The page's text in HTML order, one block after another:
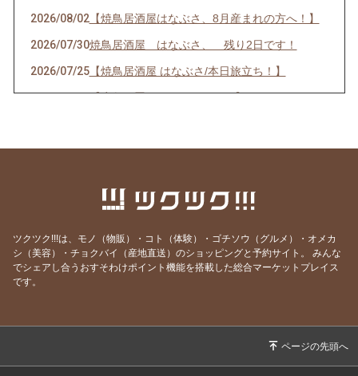
2026/08/02【焼鳥居酒屋はなぶさ、8月産まれの方へ！】
2026/07/30焼鳥居酒屋 はなぶさ、 残り2日です！
2026/07/25【焼鳥居酒屋 はなぶさ/本日旅立ち！】
2026/07/13【応急処置して頂きました。】
【お誕生日月、おめでとうございます！】
2026/06/09 【焼鳥居酒屋はなぶさ 最終日！】
2026/06/07 【焼鳥居酒屋はなぶさ あと3日‼️】
2026/06/02【焼鳥居酒屋はなぶさ 6月にお誕生日を迎え
ツクツク!!!は、モノ（物販）・コト（体験）・ゴチソウ（グルメ）・オメカ
シ（美容）・チョクバイ（産地直送）のショッピングと予約サイト。
みんな
でシェアし合うおすそわけポイント機能を搭載した総合マーケットプレイス
です。